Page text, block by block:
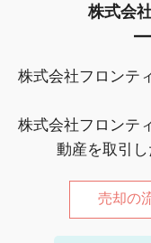
株式会
―
株式会社フロンテ
株式会社フロンテ
動産を取引し
売却の